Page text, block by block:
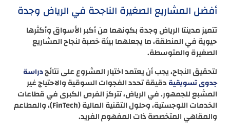
أفضل المشاريع الصغيرة الناجحة في الرياض وجدة
تتميز مدينتا الرياض وجدة بكونهما من أكبر الأسواق وأكثرها
حيوية في المنطقة، ما يجعلهما بيئة خصبة لنجاح المشاريع
الصغيرة والمتوسطة.
لتحقيق النجاح، يجب أن يعتمد اختيار المشروع على نتائجدراسة
جدوى تسويقيةدقيقة تحدد الفجوات السوقية والاحتياج غير
المشبع للجمهور. في الرياض، تتركز الفرص الكبرى في قطاعات
الخدمات اللوجستية، وحلول التقنية المالية (FinTech)، والمطاعم
والمقاهي المتخصصة ذات المفهوم الفريد.